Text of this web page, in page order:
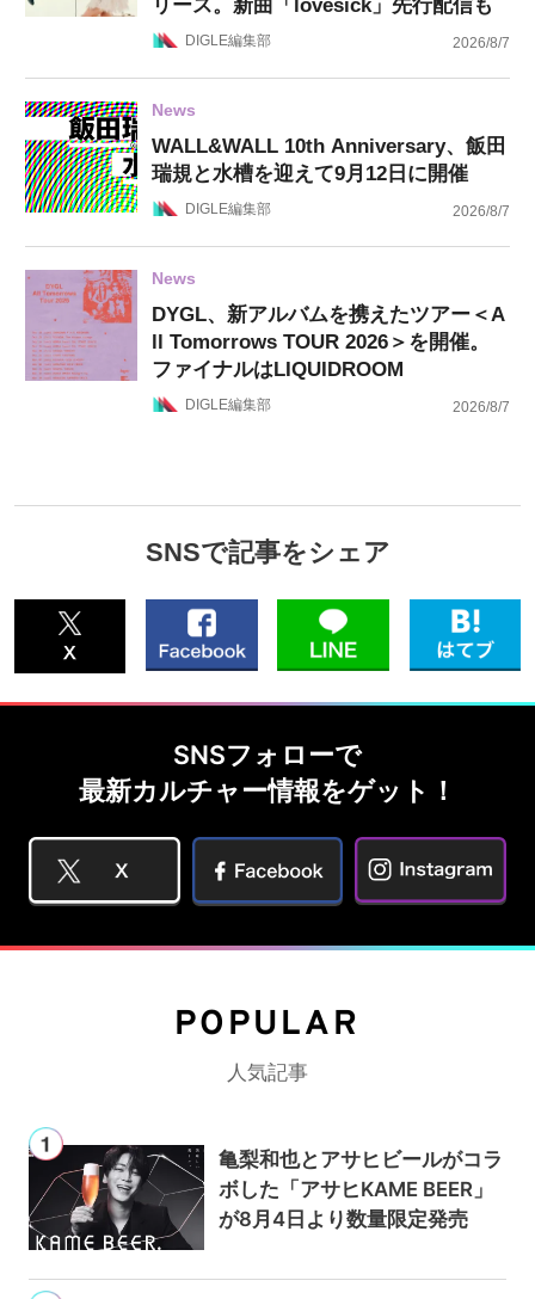
リース。新曲「lovesick」先行配信も
DIGLE編集部 2026/8/7
News
WALL&WALL 10th Anniversary、飯田
瑞規と水槽を迎えて9月12日に開催
DIGLE編集部 2026/8/7
News
DYGL、新アルバムを携えたツアー＜A
ll Tomorrows TOUR 2026＞を開催。
ファイナルはLIQUIDROOM
DIGLE編集部 2026/8/7
SNSで記事をシェア
SNSフォローで
最新カルチャー情報をゲット！
POPULAR
人気記事
亀梨和也とアサヒビールがコラ
ボした「アサヒKAME BEER」
が8月4日より数量限定発売